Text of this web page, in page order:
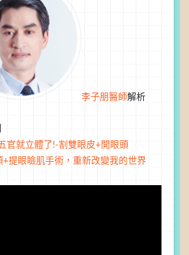
李子朋醫師解析
官就立體了!-割雙眼皮+開眼頭
+提眼瞼肌手術，重新改變我的世界